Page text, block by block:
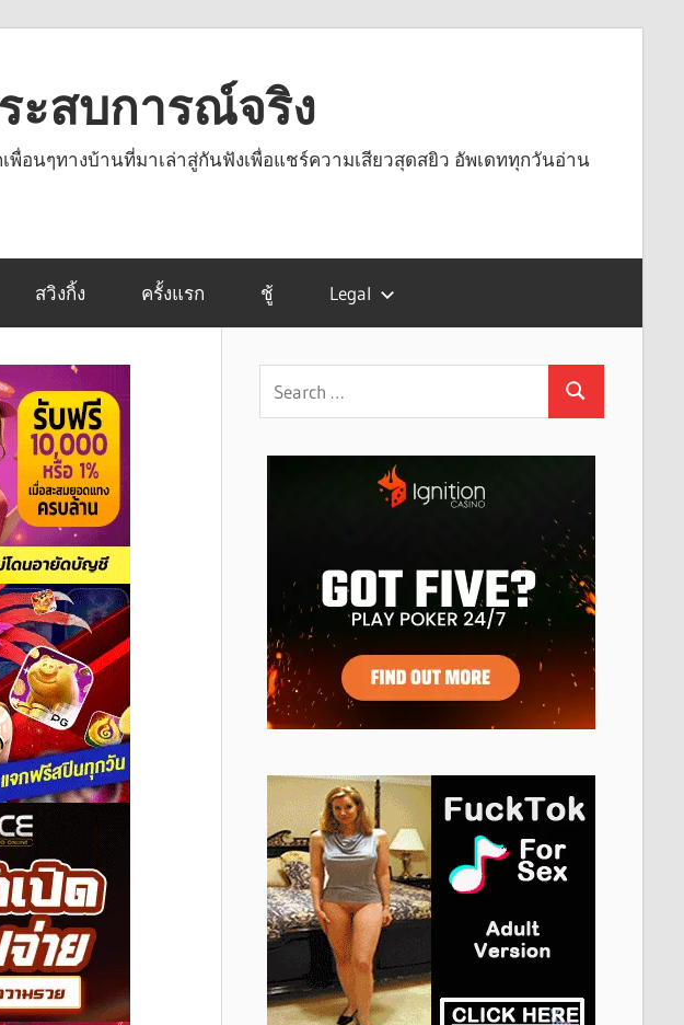
ระสบการณ์จริง
พื่อนๆทางบ้านที่มาเล่าสู่กันฟังเพื่อแชร์ความเสียวสุดสยิว อัพเดททุกวันอ่าน
สวิงกิ้ง ครั้งแรก ชู้ Legal